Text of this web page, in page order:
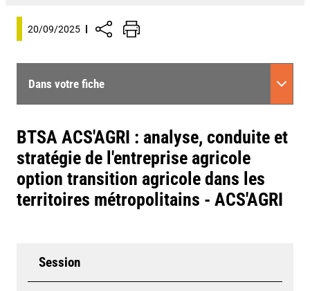
20/09/2025
Dans votre fiche
BTSA ACS'AGRI : analyse, conduite et
stratégie de l'entreprise agricole
option transition agricole dans les
territoires métropolitains - ACS'AGRI
Session